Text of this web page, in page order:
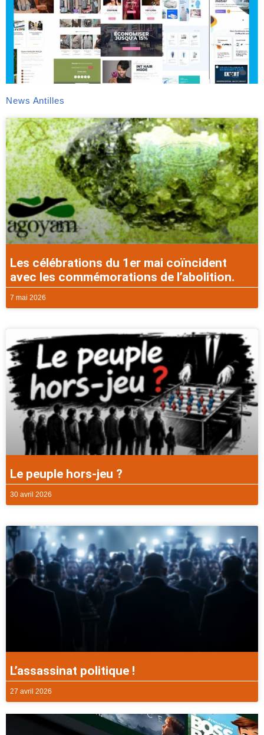
News Antilles
Les célébrations du 1er mai coïncident
avec les commémorations de l’abolition.
7 mai 2026
Le peuple hors-jeu ?
30 avril 2026
L’assassinat politique !
27 avril 2026